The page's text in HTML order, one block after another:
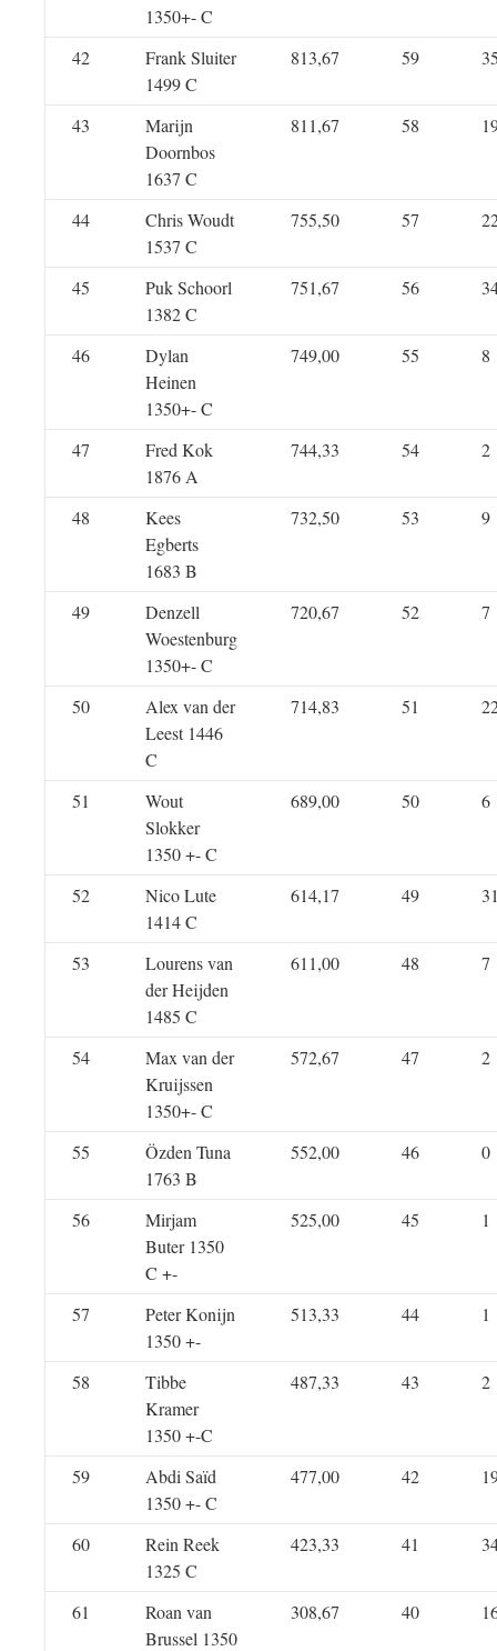
1350+- C
42
Frank Sluiter
1499 C
813,67 59
43
Marijn
Doornbos
1637 C
811,67 58
44
Chris Woudt
1537 C
755,50 57
45
Puk Schoorl
1382 C
751,67 56
46
Dylan
Heinen
1350+- C
749,00 55 8
47
Fred Kok
1876 A
744,33 54 2
48
Kees
Egberts
1683 B
732,50 53 9
49
Denzell
Woestenburg
1350+- C
720,67 52 7
50
Alex van der
Leest 1446
C
714,83 51
51
Wout
Slokker
1350 +- C
689,00 50 6
52
Nico Lute
1414 C
614,17 49
53
Lourens van
der Heijden
1485 C
611,00 48 7
54
Max van der
Kruijssen
1350+- C
572,67 47 2
55
Özden Tuna
1763 B
552,00 46 0
56
Mirjam
Buter 1350
C +-
525,00 45 1
57
Peter Konijn
1350 +-
513,33 44 1
58
Tibbe
Kramer
1350 +-C
487,33 43 2
59
Abdi Saïd
1350 +- C
477,00 42
60
Rein Reek
1325 C
423,33 41
61
Roan van
Brussel 1350
308,67 40